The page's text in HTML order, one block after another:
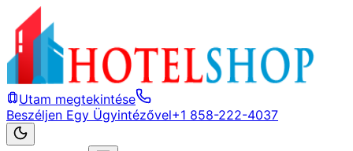
Utam megtekintése
Beszéljen Egy Ügyintézővel+1 858-222-4037